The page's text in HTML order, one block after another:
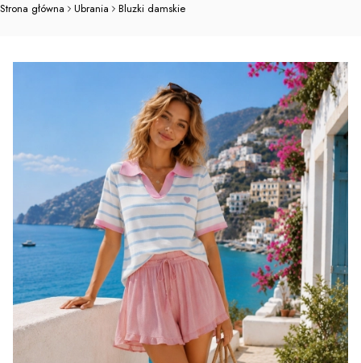
Strona główna Ubrania Bluzki damskie